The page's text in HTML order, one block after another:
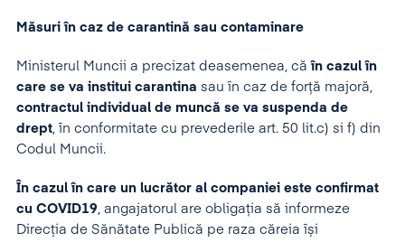
Măsuri în caz de carantină sau contaminare
Ministerul Muncii a precizat deasemenea, căîn cazul în
care se va institui carantina sau în caz de forță majoră,
contractul individual de muncă se va suspenda de
drept, în conformitate cu prevederile art. 50 lit.c) si f) din
Codul Muncii.
În cazul în care un lucrător al companiei este confirmat
cu COVID19, angajatorul are obligația să informeze
Direcția de Sănătate Publică pe raza căreia își